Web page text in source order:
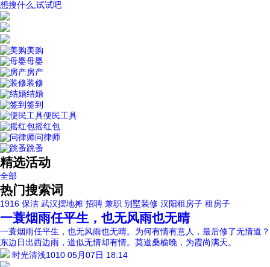
想搜什么,试试吧
美购
母婴
房产
装修
结婚
签到
便民工具
摇红包
问律师
跳蚤
精选活动
全部
热门搜索词
1916 保洁 武汉摆地摊 招聘 兼职 别墅装修 汉阳租房子 租房子
一蓑烟雨任平生，也无风雨也无晴
一蓑烟雨任平生，也无风雨也无晴。为何有情有意人，最后修了无情道？
东边日出西边雨，道似无情却有情。莫道桑榆晚，为霞尚满天。
时光清浅1010 05月07日 18:14